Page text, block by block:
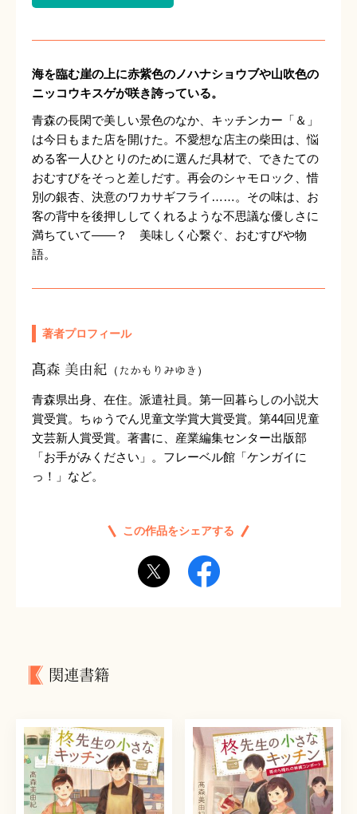
海を臨む崖の上に赤紫色のノハナショウブや山吹色の
ニッコウキスゲが咲き誇っている。
青森の長閑で美しい景色のなか、キッチンカー「＆」
は今日もまた店を開けた。不愛想な店主の柴田は、悩
める客一人ひとりのために選んだ具材で、できたての
おむすびをそっと差しだす。再会のシャモロック、惜
別の銀杏、決意のワカサギフライ……。その味は、お
客の背中を後押ししてくれるような不思議な優しさに
満ちていて――？ 美味しく心繋ぐ、おむすびや物
語。
著者プロフィール
髙森 美由紀 （たかもりみゆき）
青森県出身、在住。派遣社員。第一回暮らしの小説大
賞受賞。ちゅうでん児童文学賞大賞受賞。第44回児童
文芸新人賞受賞。著書に、産業編集センター出版部
「お手がみください」。フレーベル館「ケンガイに
っ！」など。
この作品をシェアする
関連書籍